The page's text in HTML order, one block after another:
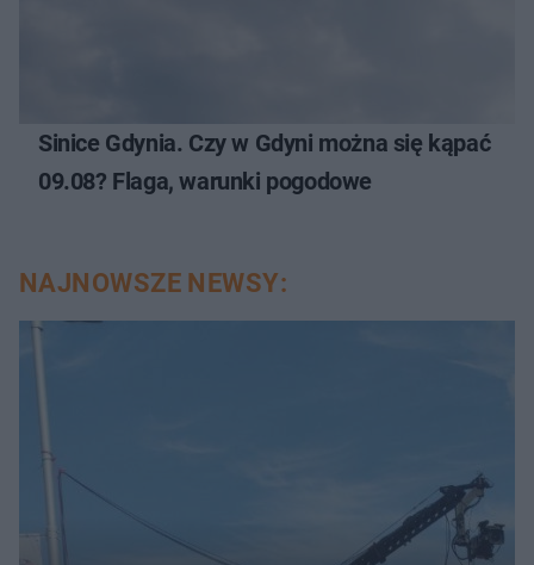
Sinice Gdynia. Czy w Gdyni można się kąpać
09.08? Flaga, warunki pogodowe
NAJNOWSZE NEWSY: